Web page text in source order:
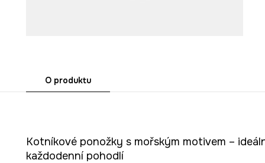
O produktu
Kotníkové ponožky s mořským motivem –
každodenní pohodlí